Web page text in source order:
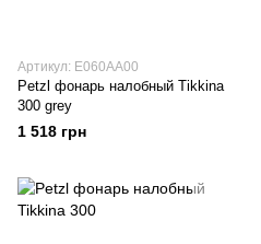
Артикул: E060AA00
Petzl фонарь налобный Tikkina
300 grey
1 518 грн